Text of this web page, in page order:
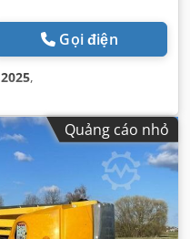
Gọi điện
2025,
Quảng cáo nhỏ